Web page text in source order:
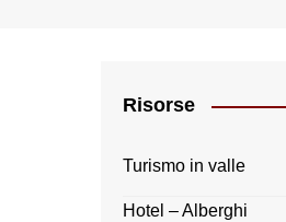
Risorse
Turismo in valle
Hotel – Alberghi